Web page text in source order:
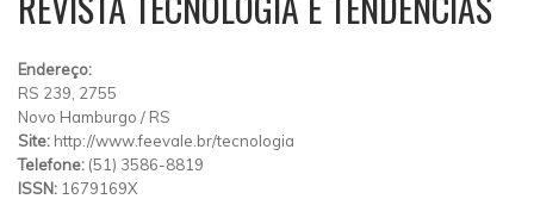
Endereço:
RS 239, 2755
Novo Hamburgo / RS
Site: http://www.feevale.br/tecnologia
Telefone: (51) 3586-8819
ISSN: 1679169X